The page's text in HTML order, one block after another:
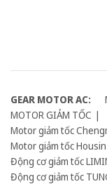
GEAR MOTOR AC:
MOTOR GIẢM TỐC
Motor giảm tốc
Motor giảm tốc Housin
Động cơ giảm tốc
Động cơ giảm tốc